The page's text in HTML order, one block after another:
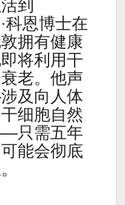
到
科恩博士在
拥有健康
将利用干
老。他声
及向人体
细胞自然
只需五年
能会彻底